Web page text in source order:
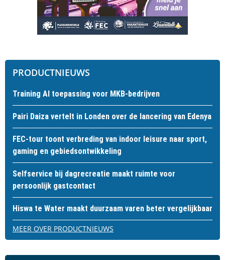
PRODUCTNIEUWS
Training AI toepassing voor MKB-bedrijven
Pairi Daiza vertelt in Londen over de lancering van Edenya
FEC-tour toont verbreding van indoor leisure naar sport,
gaming en gebiedsontwikkeling
Selfservice bij dagrecreatie maakt ruimte voor
persoonlijk gastcontact
Hiswa te Water maakt duurzaam varen beter vergelijkbaar
MEER OVER PRODUCTNIEUWS